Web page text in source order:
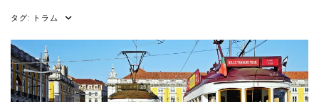
タグ: トラム